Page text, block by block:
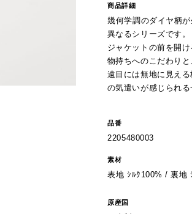
商品詳細
幾何学調のダイヤ柄
異なるシリーズです。
ジャケットの前を開
物持ちへのこだわり
遠目には無地に見え
の気遣いが感じられる
品番
2205480003
素材
表地 ｼﾙｸ100% / 裏地
原産国